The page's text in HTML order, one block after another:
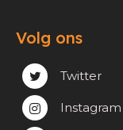
Verzending &
Privacy &
Volg ons
Twitter
Instagram